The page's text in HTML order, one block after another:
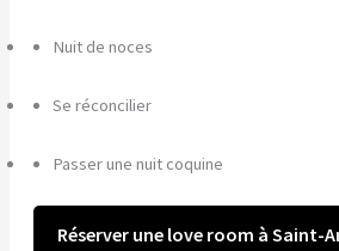
Nuit de noces
Se réconcilier
Passer une nuit coquine
Réserver une love room à Saint-